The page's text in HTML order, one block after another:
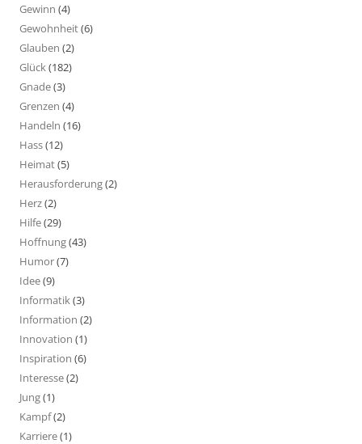
Gewinn (4)
Gewohnheit(6)
Glauben (2)
Glück(182)
Gnade(3)
Grenzen (4)
Handeln (16)
Hass(12)
Heimat(5)
Herausforderung(2)
Herz(2)
Hilfe(29)
Hoffnung(43)
Humor(7)
Idee(9)
Informatik(3)
Information (2)
Innovation (1)
Inspiration (6)
Interesse(2)
Jung(1)
Kampf(2)
Karriere(1)